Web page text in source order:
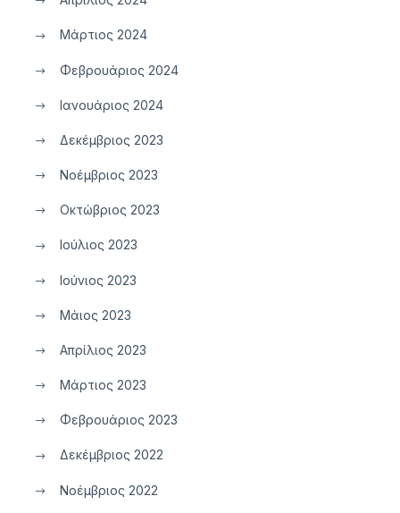
Μάρτιος 2024
Φεβρουάριος 2024
Ιανουάριος 2024
Δεκέμβριος 2023
Νοέμβριος 2023
Οκτώβριος 2023
Ιούλιος 2023
Ιούνιος 2023
Μάιος 2023
Απρίλιος 2023
Μάρτιος 2023
Φεβρουάριος 2023
Δεκέμβριος 2022
Νοέμβριος 2022